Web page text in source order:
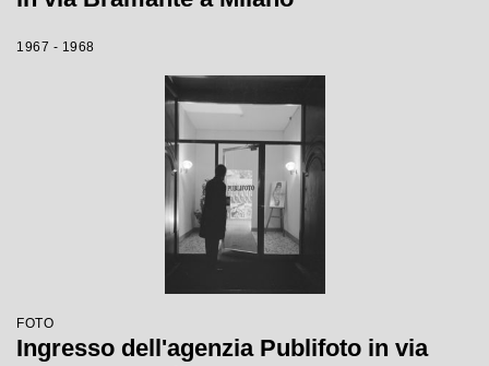
1967 - 1968
FOTO
Ingresso dell'agenzia Publifoto in via